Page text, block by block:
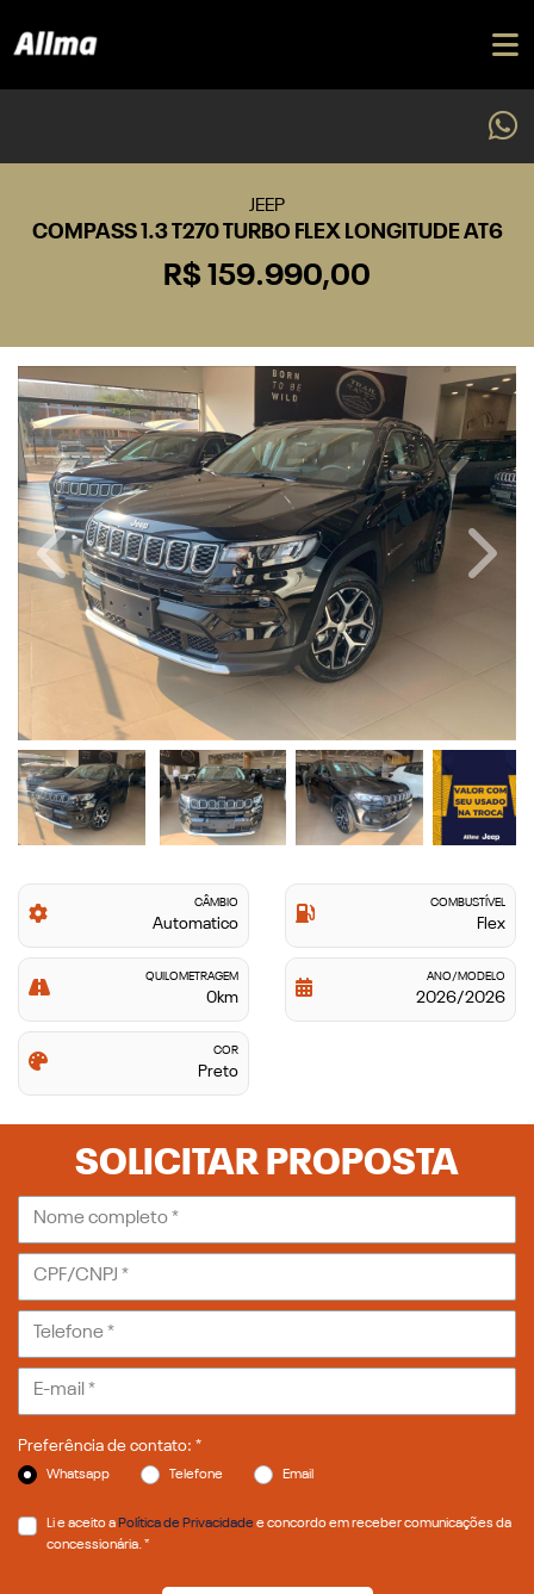
JEEP
COMPASS 1.3 T270 TURBO FLEX LONGITUDE AT6
R$ 159.990,00
Previous Next
CÂMBIO
Automatico
COMBUSTÍVEL
Flex
QUILOMETRAGEM
0km
ANO/MODELO
2026/2026
COR
Preto
SOLICITAR PROPOSTA
Preferência de contato: *
Whatsapp Telefone Email
Li e aceito aPolítica de Privacidadee concordo em receber comunicações da
concessionária. *